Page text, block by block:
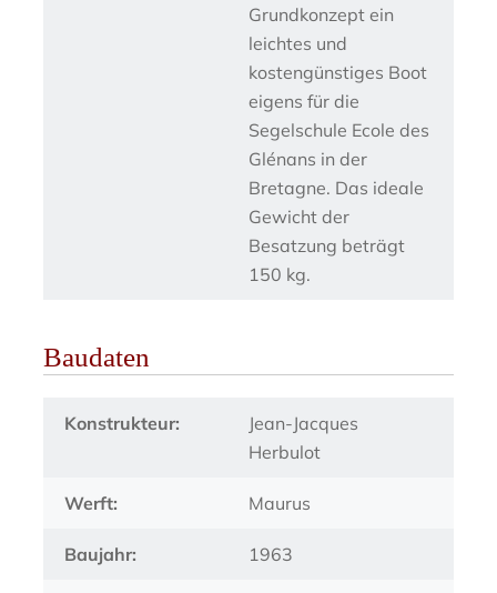
Grundkonzept ein
leichtes und
kostengünstiges Boot
eigens für die
Segelschule Ecole des
Glénans in der
Bretagne. Das ideale
Gewicht der
Besatzung beträgt
150 kg.
Baudaten
Konstrukteur:
Jean-Jacques
Herbulot
Werft: Maurus
Baujahr: 1963